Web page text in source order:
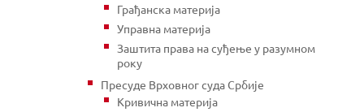
Грађанска материја
Управна материја
Заштита права на суђење у разумном
року
Пресуде Врховног суда Србије
Кривична материја